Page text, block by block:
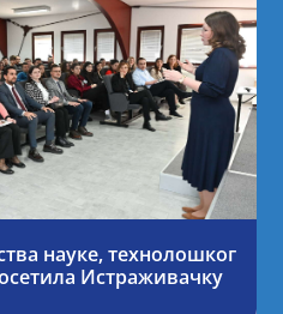
науке, технолошког
Истраживачку